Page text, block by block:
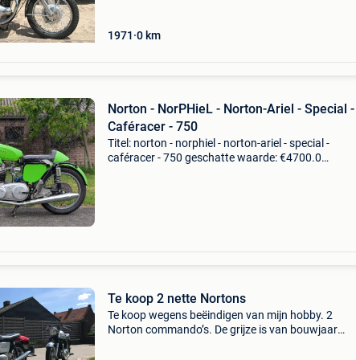
1971 0 km
Norton - NorPHieL - Norton-Ariel - Special -
Caféracer - 750
Titel: norton - norphiel - norton-ariel - special -
caféracer - 750 geschatte waarde: €4700.0
Te koop 2 nette Nortons
Te koop wegens beëindigen van mijn hobby. 2
Norton commando’s. De grijze is van bouwjaar